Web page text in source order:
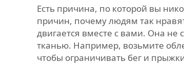
Есть причина, по которой вы
причин, почему людям так
двигается вместе с вами. Она не
тканью. Например, возьмите
чтобы ограничивать бег и